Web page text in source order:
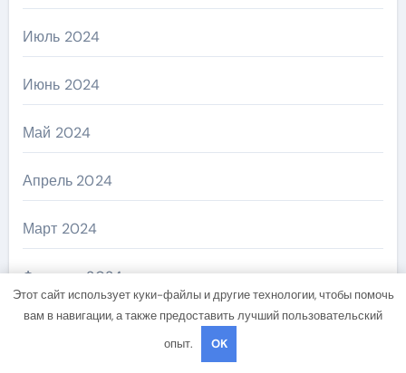
Июль 2024
Июнь 2024
Май 2024
Апрель 2024
Март 2024
Февраль 2024
Январь 2024
Этот сайт использует куки-файлы и другие технологии, чтобы помочь
вам в навигации, а также предоставить лучший пользовательский
опыт.
OK